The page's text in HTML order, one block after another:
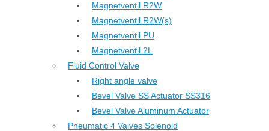
Magnetventil R2W
Magnetventil R2W(s)
Magnetventil PU
Magnetventil 2L
Fluid Control Valve
Right angle valve
Bevel Valve SS Actuator SS316
Bevel Valve Aluminum Actuator
Pneumatic 4 Valves Solenoid